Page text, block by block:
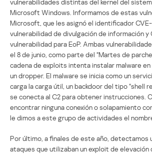
Microsoft Windows. Informamos de estas
Microsoft, que les asignó el identificador CVE-
vulnerabilidad de divulgación de información y
vulnerabilidad para EoP. Ambas
el 8 de junio, como parte del “Martes de
cadena de exploits intenta instalar malware
un dropper. El malware se inicia como un
carga la carga útil, un backdoor del tipo “shell
se conecta al C2 para obtener instrucciones.
encontrar ninguna conexión o solapamiento
le dimos a este grupo de actividades el
Por último, a finales de este año, detectamos
ataques que utilizaban un exploit de elevación